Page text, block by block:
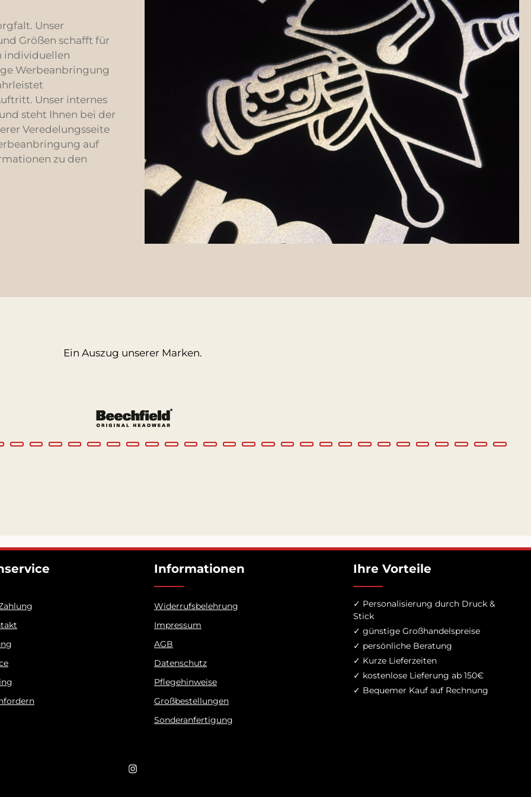
Unser
Größen schafft für
individuellen
Werbeanbringung
Unser internes
steht Ihnen bei der
Veredelungsseite
auf
zu den
Ein Auszug unserer Marken.
Informationen
Widerrufsbelehrung
Impressum
AGB
Datenschutz
Pflegehinweise
Großbestellungen
Sonderanfertigung
Ihre Vorteile
✓ Personalisierung durch Druck &
Stick
✓ günstige Großhandelspreise
✓ persönliche Beratung
✓ Kurze Lieferzeiten
✓ kostenlose Lieferung ab 150€
✓ Bequemer Kauf auf Rechnung